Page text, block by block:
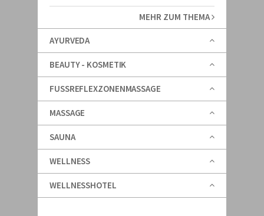
MEHR ZUM THEMA
AYURVEDA
BEAUTY - KOSMETIK
FUSSREFLEXZONENMASSAGE
MASSAGE
SAUNA
WELLNESS
WELLNESSHOTEL